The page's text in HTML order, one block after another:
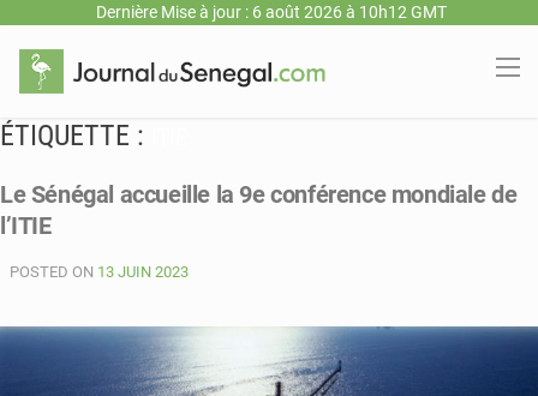
Dernière Mise à jour : 6 août 2026 à 10h12 GMT
ÉTIQUETTE :
Le Sénégal accueille la 9e conférence mondiale de
l’ITIE
POSTED ON 13 JUIN 2023